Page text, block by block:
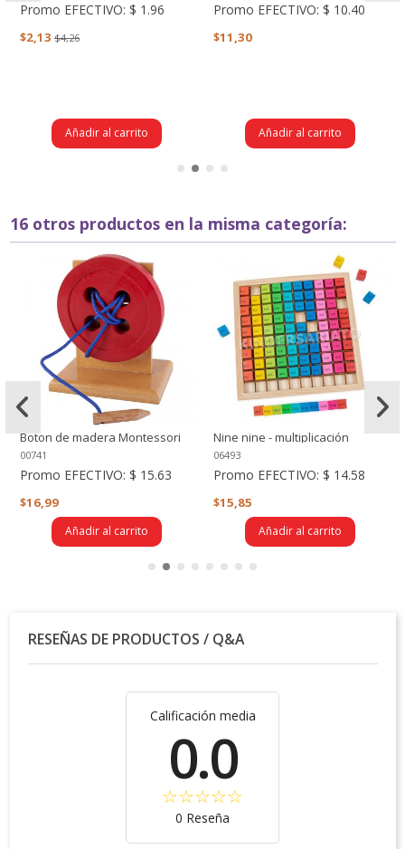
Promo EFECTIVO: $ 1.96
$2,13 $4,26
Añadir al carrito
Promo EFECTIVO: $ 10.40
$11,30
Añadir al carrito
16 otros productos en la misma categoría:
Boton de madera Montessori
para coser
00741
Promo EFECTIVO: $ 15.63
$16,99
Añadir al carrito
Nine nine - multiplicación
06493
Promo EFECTIVO: $ 14.58
$15,85
Añadir al carrito
RESEÑAS DE PRODUCTOS / Q&A
Calificación media
0.0
0 Reseña